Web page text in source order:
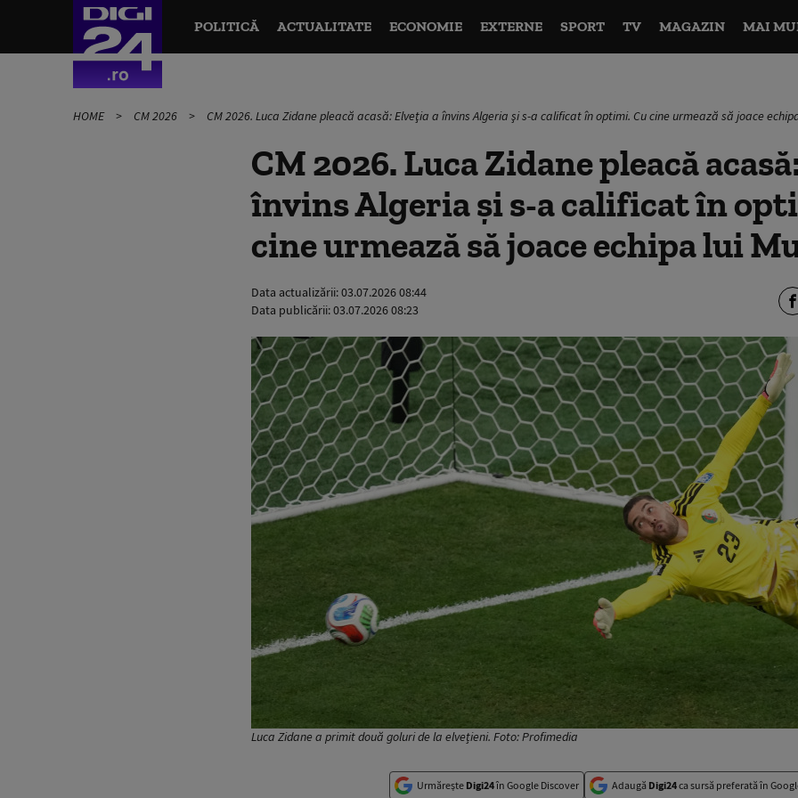
POLITICĂ ACTUALITATE ECONOMIE EXTERNE SPORT TV MAGAZIN MAI
HOME CM 2026 CM 2026. Luca Zidane pleacă acasă: Elveţia a învins Algeria şi s-a calificat în optimi. Cu cine urmează să joace
CM 2026. Luca Zidane pleacă
învins Algeria şi s-a calificat în
cine urmează să joace echipa lui
Data actualizării:03.07.2026 08:44
Data publicării:03.07.2026 08:23
Luca Zidane a primit două goluri de la elvețieni. Foto: Profimedia
Urmărește Digi24în Google Discover Adaugă Digi24ca sursă preferată în